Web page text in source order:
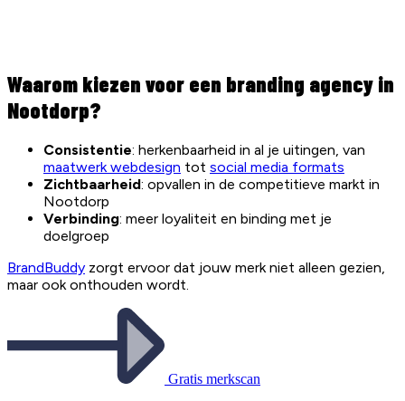
Waarom kiezen voor een branding agency in
Nootdorp?
Consistentie: herkenbaarheid in al je uitingen, van
maatwerk webdesign tot social media formats
Zichtbaarheid: opvallen in de competitieve markt in
Nootdorp
Verbinding: meer loyaliteit en binding met je
doelgroep
BrandBuddy zorgt ervoor dat jouw merk niet alleen gezien,
maar ook onthouden wordt.
Gratis merkscan